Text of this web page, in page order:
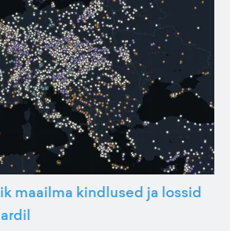
maailma kindlused ja lossid